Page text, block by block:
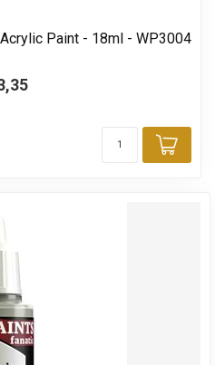
Paint - 18ml - WP3004